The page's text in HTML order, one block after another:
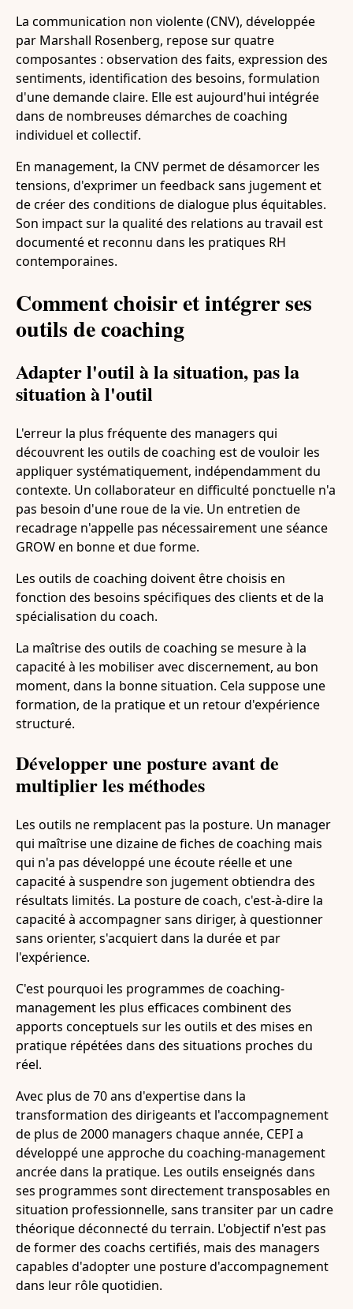
La communication non violente (CNV), développée
par Marshall Rosenberg, repose sur quatre
composantes : observation des faits, expression des
sentiments, identification des besoins, formulation
d'une demande claire. Elle est aujourd'hui intégrée
dans de nombreuses démarches de coaching
individuel et collectif.
En management, la CNV permet de désamorcer les
tensions, d'exprimer un feedback sans jugement et
de créer des conditions de dialogue plus équitables.
Son impact sur la qualité des relations au travail est
documenté et reconnu dans les pratiques RH
contemporaines.
Comment choisir et intégrer ses
outils de coaching
Adapter l'outil à la situation, pas la
situation à l'outil
L'erreur la plus fréquente des managers qui
découvrent les outils de coaching est de vouloir les
appliquer systématiquement, indépendamment du
contexte. Un collaborateur en difficulté ponctuelle n'a
pas besoin d'une roue de la vie. Un entretien de
recadrage n'appelle pas nécessairement une séance
GROW en bonne et due forme.
Les outils de coaching doivent être choisis en
fonction des besoins spécifiques des clients et de la
spécialisation du coach.
La maîtrise des outils de coaching se mesure à la
capacité à les mobiliser avec discernement, au bon
moment, dans la bonne situation. Cela suppose une
formation, de la pratique et un retour d'expérience
structuré.
Développer une posture avant de
multiplier les méthodes
Les outils ne remplacent pas la posture. Un manager
qui maîtrise une dizaine de fiches de coaching mais
qui n'a pas développé une écoute réelle et une
capacité à suspendre son jugement obtiendra des
résultats limités. La posture de coach, c'est-à-dire la
capacité à accompagner sans diriger, à questionner
sans orienter, s'acquiert dans la durée et par
l'expérience.
C'est pourquoi les programmes de coaching-
management les plus efficaces combinent des
apports conceptuels sur les outils et des mises en
pratique répétées dans des situations proches du
réel.
Avec plus de 70 ans d'expertise dans la
transformation des dirigeants et l'accompagnement
de plus de 2000 managers chaque année, CEPI a
développé une approche du coaching-management
ancrée dans la pratique. Les outils enseignés dans
ses programmes sont directement transposables en
situation professionnelle, sans transiter par un cadre
théorique déconnecté du terrain. L'objectif n'est pas
de former des coachs certifiés, mais des managers
capables d'adopter une posture d'accompagnement
dans leur rôle quotidien.